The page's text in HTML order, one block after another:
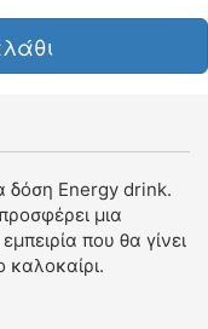
δόση Energy drink.
μια
που θα γίνει
καλοκαίρι.